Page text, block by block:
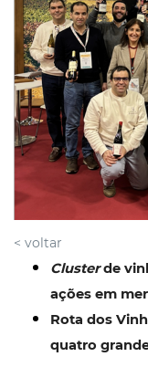
< voltar
Clusterde
ações em
Rota dos
quatro